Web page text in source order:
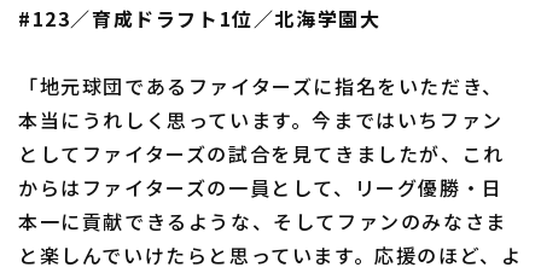
#123／育成ドラフト1位／北海学園大
「地元球団であるファイターズに指名をいただき、
本当にうれしく思っています。今まではいちファン
としてファイターズの試合を見てきましたが、これ
からはファイターズの一員として、リーグ優勝・日
本一に貢献できるような、そしてファンのみなさま
と楽しんでいけたらと思っています。応援のほど、よ